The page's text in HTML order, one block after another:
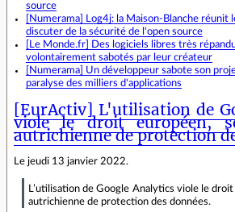
source
[Numerama] Log4j: la Maison-Blanche réunit
discuter de la sécurité de l'open source
[Le Monde.fr] Des logiciels libres très
volontairement sabotés par leur créateur
[Numerama] Un développeur sabote son
paralyse des milliers d'applications
[EurActiv] L'utilisation de
viole le droit européen,
autrichienne de protection
Le jeudi 13 janvier 2022.
L’utilisation de Google Analytics viole le
autrichienne de protection des données.